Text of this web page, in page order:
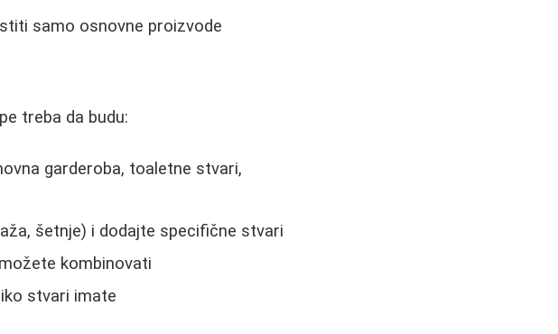
samo osnovne proizvode
treba da budu:
garderoba, toaletne stvari,
šetnje) i dodajte specifične stvari
kombinovati
stvari imate